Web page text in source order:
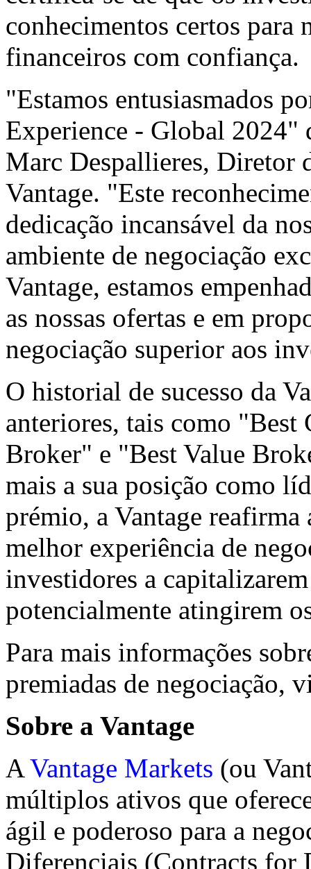
conhecimentos certos para
financeiros com confiança.
"Estamos entusiasmados
Experience - Global
Marc Despallieres, Diretor
Vantage. "Este
dedicação incansável da
ambiente de negociação
Vantage, estamos
as nossas ofertas e em
negociação superior aos
O historial de sucesso da
anteriores, tais como
Broker" e "Best Value
mais a sua posição como
prémio, a Vantage reafirma
melhor experiência de
investidores a
potencialmente atingirem
Para mais informações
premiadas de negociação,
Sobre a Vantage
AVantage Markets (ou
múltiplos ativos que
ágil e poderoso para a
Diferenciais (Contracts